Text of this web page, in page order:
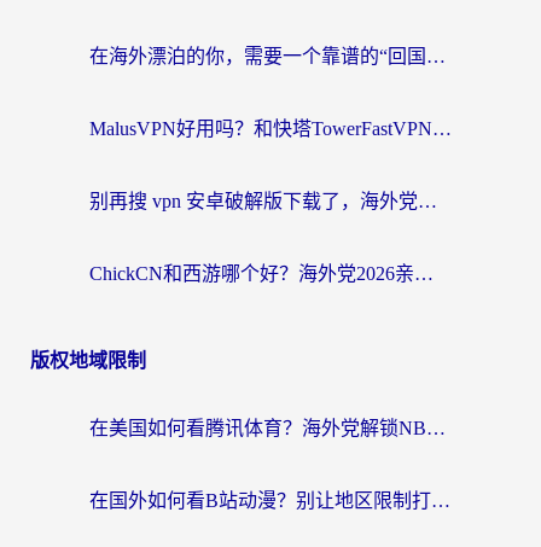
在海外漂泊的你，需要一个靠谱的“回国机场”
MalusVPN好用吗？和快塔TowerFastVPN对比哪个回国效果更好？海外党亲测实用指南
别再搜 vpn 安卓破解版下载了，海外党回国上网的正确姿势在这里
ChickCN和西游哪个好？海外党2026亲测回国加速器选择指南（附expressvpn中国对比）
版权地域限制
在美国如何看腾讯体育？海外党解锁NBA欧洲杯直播的终极攻略
在国外如何看B站动漫？别让地区限制打断你的追番节奏